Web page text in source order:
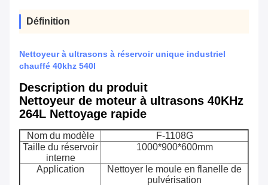
Définition
Nettoyeur à ultrasons à réservoir unique industriel
chauffé 40khz 540l
Description du produit
Nettoyeur de moteur à ultrasons 40KHz
264L Nettoyage rapide
Nom du modèle
F-1108G
Taille du réservoir
interne
1000*900*600mm
Application
Nettoyer le moule en flanelle de
pulvérisation